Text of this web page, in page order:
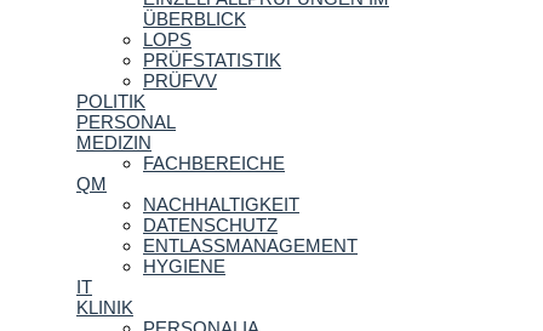
ÜBERBLICK
LOPS
PRÜFSTATISTIK
PRÜFVV
POLITIK
PERSONAL
MEDIZIN
FACHBEREICHE
QM
NACHHALTIGKEIT
DATENSCHUTZ
ENTLASSMANAGEMENT
HYGIENE
IT
KLINIK